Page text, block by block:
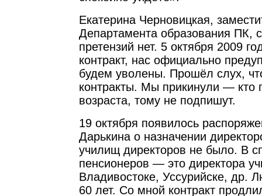
Екатерина Черновицкая,
Департамента образования ПК,
претензий нет. 5 октября 2009
контракт, нас официально
будем уволены. Прошёл слух,
контракты. Мы прикинули — кто
возраста, тому не подпишут.
19 октября появилось
Дарькина о назначении
училищ директоров не было. В
пенсионеров — это директора
Владивостоке, Уссурийске, др.
60 лет. Со мной контракт